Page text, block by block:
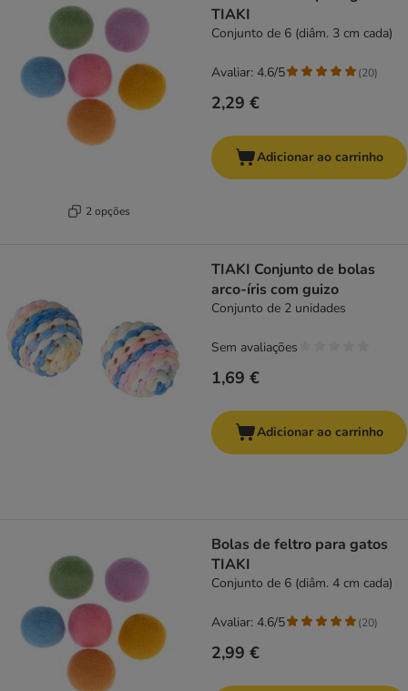
2 opções
TIAKI
Conjunto de 6 (diâm. 3 cm cada)
2,29 €
Avaliar: 4.6/5 (20)
Adicionar ao carrinho
TIAKI Conjunto de bolas
arco-íris com guizo
Conjunto de 2 unidades
1,69 €
Sem avaliações
Adicionar ao carrinho
Bolas de feltro para gatos
TIAKI
Conjunto de 6 (diâm. 4 cm cada)
2,99 €
Avaliar: 4.6/5 (20)